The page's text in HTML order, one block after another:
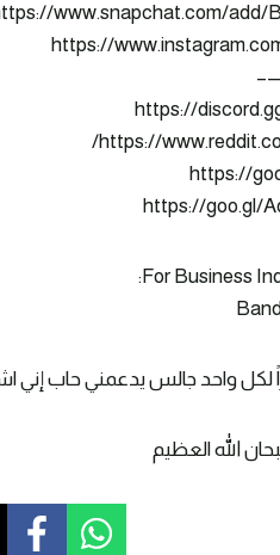
لكل واحد جالس يدعمني حاب
الله العظيم